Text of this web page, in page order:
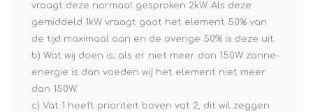
vraagt deze normaal gesproken 2kW. Als deze
gemiddeld 1kW vraagt gaat het element 50% van
de tijd maximaal aan en de overige 50% is deze uit.
b) Wat wij doen is; als er niet meer dan 150W zonne-
energie is dan voeden wij het element niet meer
dan 150W.
c) Vat 1 heeft prioriteit boven vat 2, dit wil zeggen